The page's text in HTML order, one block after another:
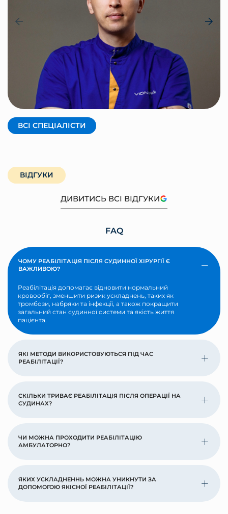
КРАВЦОВ АНДРІЙ
Засновник, фізичний терапевт
ВСІ СПЕЦІАЛІСТИ
ВІДГУКИ
ДИВИТИСЬ ВСІ ВІДГУКИ
FAQ
ЧОМУ РЕАБІЛІТАЦІЯ ПІСЛЯ СУДИННОЇ ХІРУРГІЇ Є
ВАЖЛИВОЮ?
Реабілітація допомагає відновити нормальний
кровообіг, зменшити ризик ускладнень, таких як
тромбози, набряки та інфекції, а також покращити
загальний стан судинної системи та якість життя
пацієнта.
ЯКІ МЕТОДИ ВИКОРИСТОВУЮТЬСЯ ПІД ЧАС
РЕАБІЛІТАЦІЇ?
СКІЛЬКИ ТРИВАЄ РЕАБІЛІТАЦІЯ ПІСЛЯ ОПЕРАЦІЇ НА
СУДИНАХ?
ЧИ МОЖНА ПРОХОДИТИ РЕАБІЛІТАЦІЮ
АМБУЛАТОРНО?
ЯКИХ УСКЛАДНЕННЬ МОЖНА УНИКНУТИ ЗА
ДОПОМОГОЮ ЯКІСНОЇ РЕАБІЛІТАЦІЇ?